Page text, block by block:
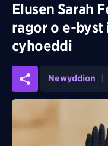
Elusen Sarah
ragor o e-byst
cyhoeddi
Newyddion